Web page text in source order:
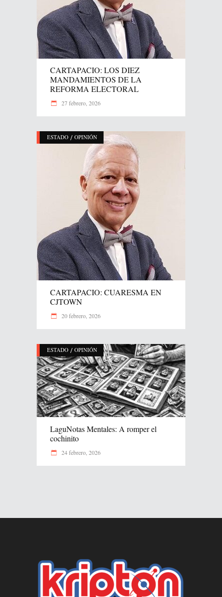
CARTAPACIO: LOS DIEZ
MANDAMIENTOS DE LA
REFORMA ELECTORAL
27 febrero, 2026
ESTADO / OPINIÓN
CARTAPACIO: CUARESMA EN
CJTOWN
20 febrero, 2026
ESTADO / OPINIÓN
LaguNotas Mentales: A romper el
cochinito
24 febrero, 2026